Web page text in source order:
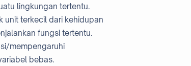
lingkungan tertentu.
unit terkecil dari kehidupan
fungsi tertentu.
mempengaruhi
bebas.